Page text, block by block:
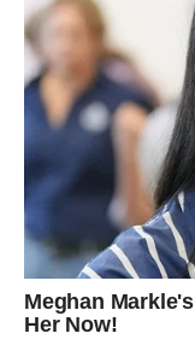
bez odgovora.
Situacije koje su
U ova 72 sata, sve
Subota donosi
Ponedeljak donosi
Škorpija će dobiti
gorčine. Bez
dokazivanjem.